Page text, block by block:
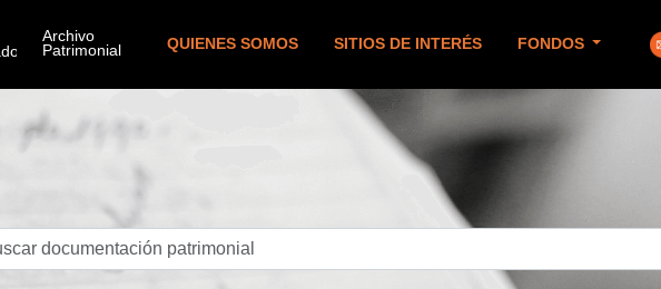
QUIENES SOMOS SITIOS DE INTERÉS FONDOS